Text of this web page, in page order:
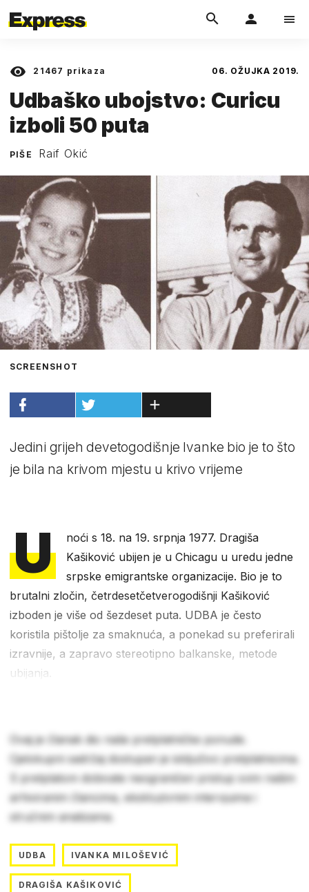
21467 prikaza 06. OŽUJKA 2019.
Udbaško ubojstvo: Curicu
izboli 50 puta
PIŠE Raif Okić
SCREENSHOT
Jedini grijeh devetogodišnje Ivanke bio je to što
je bila na krivom mjestu u krivo vrijeme
U
noći s 18. na 19. srpnja 1977. Dragiša
Kašiković ubijen je u Chicagu u uredu jedne
srpske emigrantske organizacije. Bio je to
brutalni zločin, četrdesetčetverogodišnji Kašiković
izboden je više od šezdeset puta. UDBA je često
koristila pištolje za smaknuća, a ponekad su preferirali
izravnije, a zapravo stereotipno balkanske, metode
ubijanja.
Ovaj je članak dio naše pretplatničke ponude.
Cjelokupni sadržaj dostupan je isključivo pretplatnicima.
S pretplatom dobivate neograničen pristup svim našim
arhiviranim člancima, ekskluzivnim intervjuima i
stručnim analizama.
UDBA IVANKA MILOŠEVIĆ
DRAGIŠA KAŠIKOVIĆ